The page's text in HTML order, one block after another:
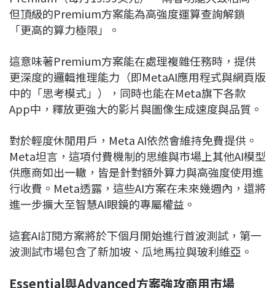
但頂級的Premium方案能為高強度運算查詢解鎖
「更高的算力極限」。
這意味著Premium方案能在處理複雜任務時，提供
更深度的邏輯推理能力（即MetaAI應用程式與網頁版
中的「思考模式」），同時也能在Meta旗下各款
App中，釋放更強大的影片與圖像生成速度與品質。
對於輕度休閒用戶，Meta AI依然會維持免費提供。
Meta坦言，這項付費機制的思維與市場上其他AI模型
供應商如出一轍，皆是針對額外算力與高強度使用進
行收費。Meta透露，這些AI方案在未來幾週內，還將
進一步擴大至智慧AI眼鏡的專屬權益。
這套AI訂閱方案將於下個月開始進行首波測試，第一
波測試市場包含了新加坡、瓜地馬拉與玻利維亞。
Essential與Advanced方案強攻商用市場